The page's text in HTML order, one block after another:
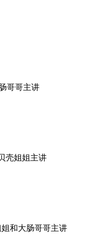
哥哥主讲
壳姐姐主讲
和大肠哥哥主讲